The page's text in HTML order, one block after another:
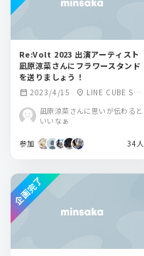
Re:Volt 2023 出演アーティスト
凪原涼菜さんにフラワースタンド
を送りましょう！
calendar_month 2023/4/15 location_on LINE CUBE SHI
凪原涼菜さんに思いが伝わると
いいなぁ
参加 34人
企画完了